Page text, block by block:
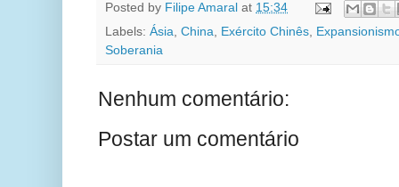
Posted by Filipe Amaral at 15:34
Labels: Ásia China Exército Chinês
Soberania
Nenhum comentário:
Postar um comentário